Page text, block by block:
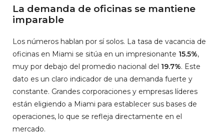
La demanda de oficinas se mantiene
imparable
Los números hablan por sí solos. La tasa de vacancia de
oficinas en Miami se sitúa en un impresionante 15.5%,
muy por debajo del promedio nacional del 19.7%. Este
dato es un claro indicador de una demanda fuerte y
constante. Grandes corporaciones y empresas líderes
están eligiendo a Miami para establecer sus bases de
operaciones, lo que se refleja directamente en el
mercado.